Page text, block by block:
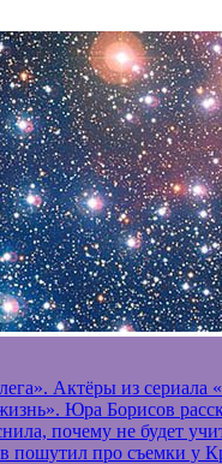
Актёры из сериала
Юра Борисов
почему не будет
пошутил про съемки у